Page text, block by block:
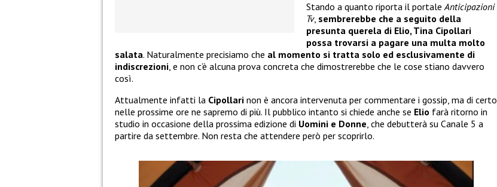
Stando a quanto riporta il portaleAnticipazioni
Tv, sembrerebbe che a seguito della
presunta querela di Elio, Tina Cipollari
possa trovarsi a pagare una multa molto
salata. Naturalmente precisiamo che al momento si tratta solo ed esclusivamente di
indiscrezioni, e non c’è alcuna prova concreta che dimostrerebbe che le cose stiano davvero
così.
Attualmente infatti la Cipollari non è ancora intervenuta per commentare i gossip, ma di certo
nelle prossime ore ne sapremo di più. Il pubblico intanto si chiede anche se Elio farà ritorno in
studio in occasione della prossima edizione di Uomini e Donne, che debutterà su Canale 5 a
partire da settembre. Non resta che attendere però per scoprirlo.